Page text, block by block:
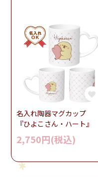
名入れ陶器マグカップ
『ひよこさん・ハート』
2,750円(税込)